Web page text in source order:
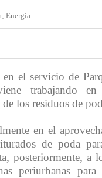
Energía
el servicio de
trabajando
los residuos de
en el
de poda
posteriormente, a
periurbanas para